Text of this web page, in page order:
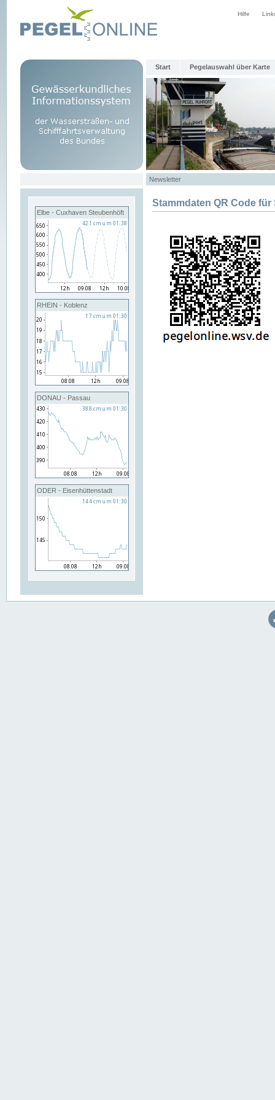
Hilfe
Start Pegelauswahl über Karte
Newsletter
Elbe - Cuxhaven Steubenhöft
RHEIN - Koblenz
DONAU - Passau
ODER - Eisenhüttenstadt
Stammdaten QR Code für